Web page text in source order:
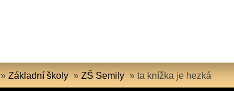
»Základní školy »ZŠ Semily »ta knížka je hezká